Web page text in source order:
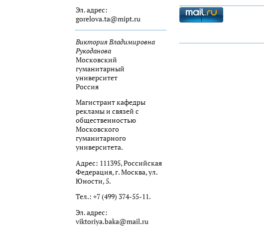
Эл. адрес:
gorelova.ta@mipt.ru
Виктория Владимировна
Рукоданова
Московский
гуманитарный
университет
Россия
Магистрант кафедры
рекламы и связей с
общественностью
Московского
гуманитарного
университета.
Адрес: 111395, Российская
Федерация, г. Москва, ул.
Юности, 5.
Тел.: +7 (499) 374-55-11.
Эл. адрес:
viktoriya.baka@mail.ru